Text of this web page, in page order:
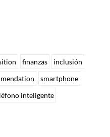
finanzas
inclusión
smartphone
inteligente